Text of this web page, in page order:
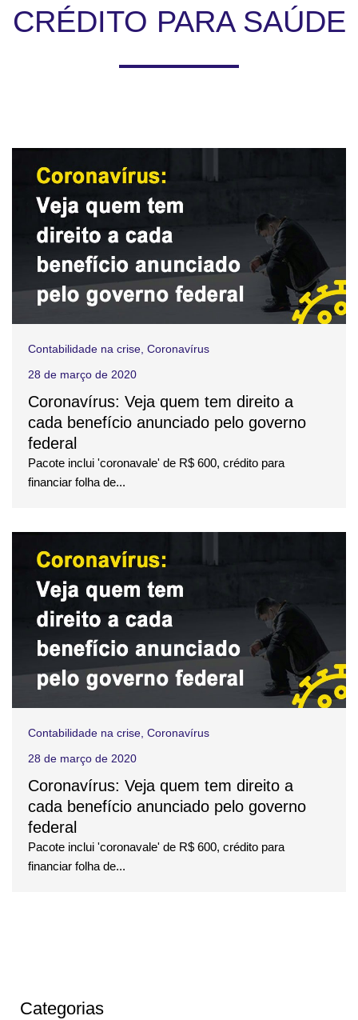
CRÉDITO PARA SAÚDE
Contabilidade na crise, Coronavírus
28 de março de 2020
Coronavírus: Veja quem tem direito a
cada benefício anunciado pelo governo
federal
Pacote inclui 'coronavale' de R$ 600, crédito para
financiar folha de...
Contabilidade na crise, Coronavírus
28 de março de 2020
Coronavírus: Veja quem tem direito a
cada benefício anunciado pelo governo
federal
Pacote inclui 'coronavale' de R$ 600, crédito para
financiar folha de...
Categorias